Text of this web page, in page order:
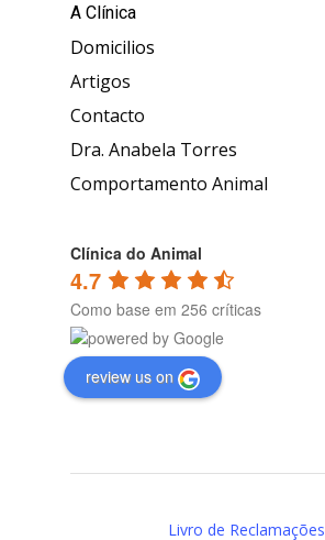
A Clínica
Domicilios
Artigos
Contacto
Dra. Anabela Torres
Comportamento Animal
Clínica do Animal
4.7
Como base em 256 críticas
review us on
Livro de Reclamações